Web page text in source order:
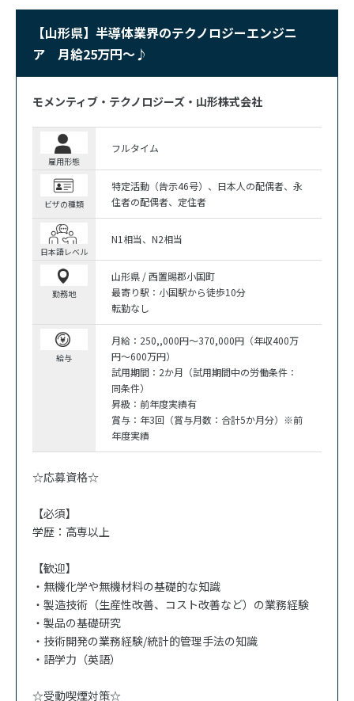
【山形県】半導体業界のテクノロジーエンジニ
ア 月給25万円～♪
モメンティブ・テクノロジーズ・山形株式会社
雇用形態
フルタイム
ビザの種類
特定活動（告示46号） 日本人の配偶者
永
住者の配偶者
定住者
日本語レベル
N1相当 N2相当
勤務地
山形県 / 西置賜郡小国町
最寄り駅：小国駅から徒歩10分
転勤なし
給与
月給：250,,000円～370,000円（年収400万
円～600万円）
試用期間：2か月（試用期間中の労働条件：
同条件）
昇級：前年度実績有
賞与：年3回（賞与月数：合計5か月分）※前
年度実績
☆応募資格☆
【必須】
学歴：高専以上
【歓迎】
・無機化学や無機材料の基礎的な知識
・製造技術（生産性改善、コスト改善など）の業務経験
・製品の基礎研究
・技術開発の業務経験/統計的管理手法の知識
・語学力（英語）
☆受動喫煙対策☆